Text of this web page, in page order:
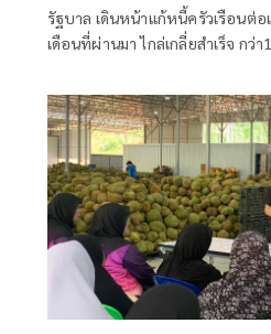
รัฐบาล เดินหน้าแก้หนี้ครัวเรือนต่อ
เดือนที่ผ่านมา ไกล่เกลี่ยสำเร็จ กว่